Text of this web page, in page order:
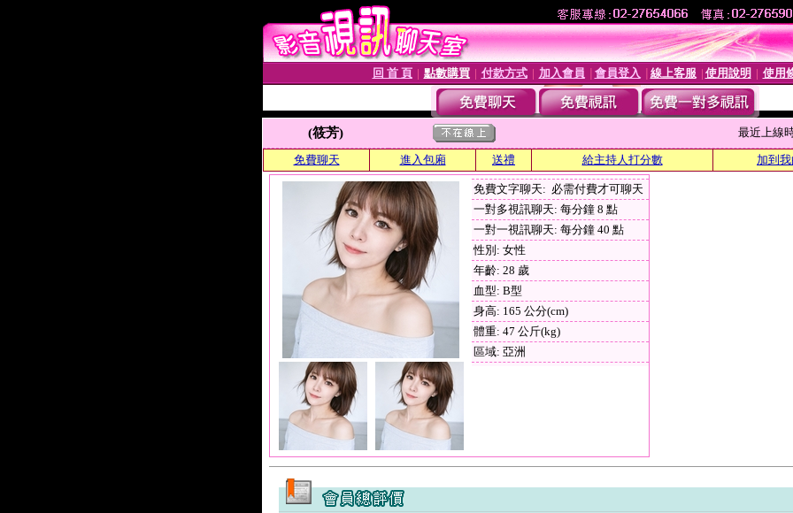
回 首 頁 點數購買│ 付款方式│ 加入會員 會員登入 線上客服 使用說明 使用
(筱芳) 最近上線
免費聊天 進入包廂 送禮 給主持人打分數 加到
免費文字聊天: 必需付費才可聊天
一對多視訊聊天: 每分鐘 8 點
一對一視訊聊天: 每分鐘 40 點
性別: 女性
年齡: 28 歲
血型: B型
身高: 165 公分(cm)
體重: 47 公斤(kg)
區域: 亞洲